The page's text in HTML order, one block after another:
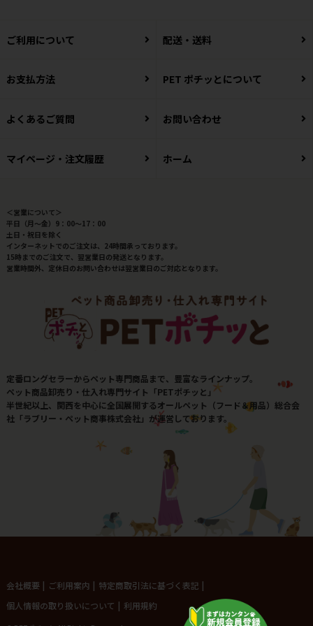
ご利用について 配送・送料
お支払方法 PET ポチッとについて
よくあるご質問 お問い合わせ
マイページ・注文履歴 ホーム
＜営業について＞
平日（月～金）9：00～17：00
土日・祝日を除く
インターネットでのご注文は、24時間承っております。
15時までのご注文で、翌営業日の発送となります。
営業時間外、定休日のお問い合わせは翌営業日のご対応となります。
定番ロングセラーからペット専門商品まで、豊富なラインナップ。
ペット商品卸売り・仕入れ専門サイト「PETポチッと」
半世紀以上、関西を中心に全国展開するオールペット（フード＆用品）総合会
社「ラブリー・ペット商事株式会社」が運営しております。
会社概要 | ご利用案内 | 特定商取引法に基づく表記 |
個人情報の取り扱いについて | 利用規約